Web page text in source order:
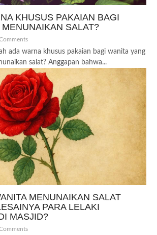
KHUSUS PAKAIAN BAGI
SALAT?
ada warna khusus pakaian bagi wanita yang
salat? Anggapan bahwa...
MENUNAIKAN SALAT
PARA LELAKI
MASJID?